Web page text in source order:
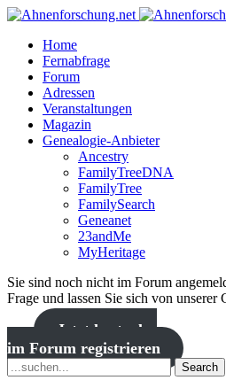
Home
Fernabfrage
Forum
Adressen
Veranstaltungen
Magazin
Genealogie-Anbieter
Ancestry
FamilyTreeDNA
FamilyTree
FamilySearch
Geneanet
23andMe
MyHeritage
Sie sind noch nicht im Forum
Frage und lassen Sie sich von unserer
Jetzt kostenlos
im Forum registrieren
Search